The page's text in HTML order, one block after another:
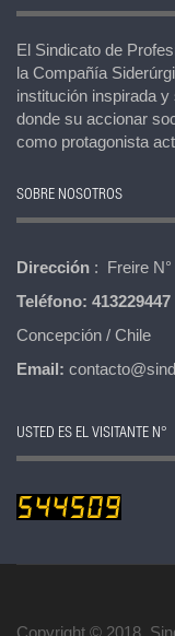
El Sindicato de
la Compañía
institución inspirada
donde su accionar
como protagonista
SOBRE NOSOTROS
Dirección : Freire N°
Teléfono: 413229447
Concepción / Chile
Email:
USTED ES EL VISITANTE N°